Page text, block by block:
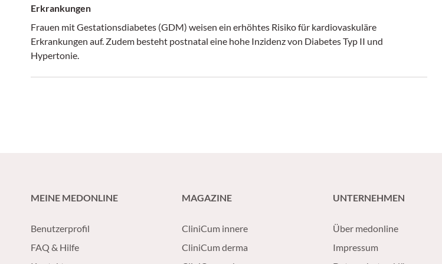
Erkrankungen
Frauen mit Gestationsdiabetes (GDM) weisen ein erhöhtes Risiko für kardiovaskuläre
Erkrankungen auf. Zudem besteht postnatal eine hohe Inzidenz von Diabetes Typ II und
Hypertonie.
MEINE MEDONLINE
Benutzerprofil
FAQ & Hilfe
MAGAZINE
CliniCum innere
CliniCum derma
UNTERNEHMEN
Über medonline
Impressum